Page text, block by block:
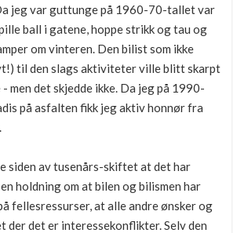
jeg var guttunge på 1960-70-tallet var
ball i gatene, hoppe strikk og tau og
om vinteren. Den bilist som ikke
til den slags aktiviteter ville blitt skarpt
men det skjedde ikke. Da jeg på 1990-
på asfalten fikk jeg aktiv honnør fra
siden av tusenårs-skiftet at det har
holdning om at bilen og bilismen har
fellesressurser, at alle andre ønsker og
der det er interessekonflikter. Selv den